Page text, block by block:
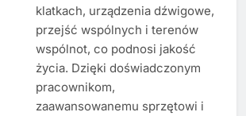
klatkach, urządzenia dźwigowe,
przejść wspólnych i terenów
wspólnot, co podnosi jakość
życia. Dzięki doświadczonym
pracownikom,
zaawansowanemu sprzętowi i